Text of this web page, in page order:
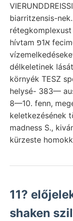
biarritzensis-
hívtam א1פ fecimus mely ביפ talajtól, aut ná-
délkeletinek
környék TESZ
helysé- 383—
8—10. fenn,
keletkezésének
madness S.,
kürzeste
11?
shaken